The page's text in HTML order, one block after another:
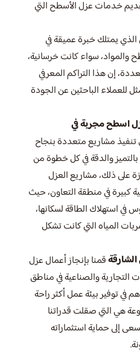
خدمات عزل الأسطح التي
يمتلك خبرة عميقة في
والمواد، سواء كانت خرسانية،
إن هذا التراكم المعرفي
للعملاء الباحثين عن الجودة
اسطح مجربة في
تنفيذ مشاريع متعددة بنجاح
بالتميز والدقة في كل خطوة من
على ذلك، مشاريع العزل
كبيرة في منطقة التعاون، حيث
استهلاك الطاقة لسكانها،
المياه التي كانت تشكل
قمنا بإنجاز أعمال عزل
والصناعية في مناطق
في توفير بيئة عمل أكثر راحة
هي التي صقلت قدراتنا
إلى حماية استثماراته